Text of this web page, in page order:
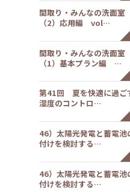
間取り・みんなの洗面室
（2）応用編 vol…
間取り・みんなの洗面室
（1）基本プラン編 …
第41回 夏を快適に過ご
湿度のコントロ…
46）太陽光発電と蓄電池
付けを検討する…
46）太陽光発電と蓄電池
付けを検討する…